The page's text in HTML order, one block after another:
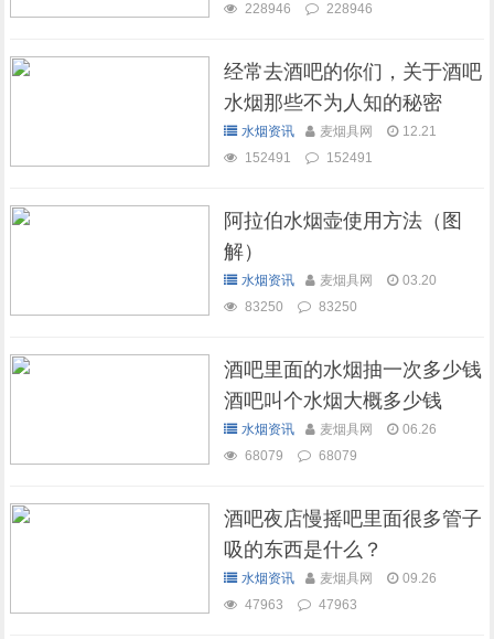
228946
228946
经常去酒吧的你们，关于酒吧
水烟那些不为人知的秘密
水烟资讯 麦烟具网
12.21
152491
152491
阿拉伯水烟壶使用方法（图
解）
水烟资讯 麦烟具网
03.20
83250
83250
酒吧里面的水烟抽一次多少钱
酒吧叫个水烟大概多少钱
水烟资讯 麦烟具网
06.26
68079
68079
酒吧夜店慢摇吧里面很多管子
吸的东西是什么？
水烟资讯 麦烟具网
09.26
47963
47963